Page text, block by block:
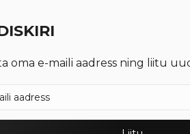
oma e-maili aadress ning liitu